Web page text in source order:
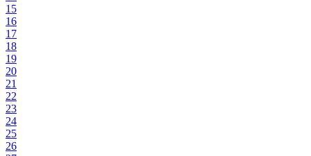
15
16
17
18
19
20
21
22
23
24
25
26